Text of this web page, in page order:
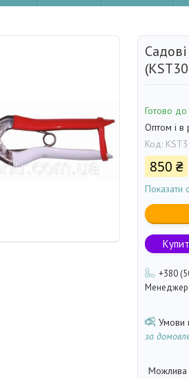
Готово до
Оптом і в
Код:
850 ₴
Показати
+380
за